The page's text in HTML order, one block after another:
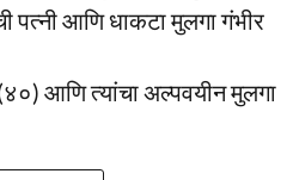
पत्नी आणि धाकटा मुलगा गंभीर
आणि त्यांचा अल्पवयीन मुलगा